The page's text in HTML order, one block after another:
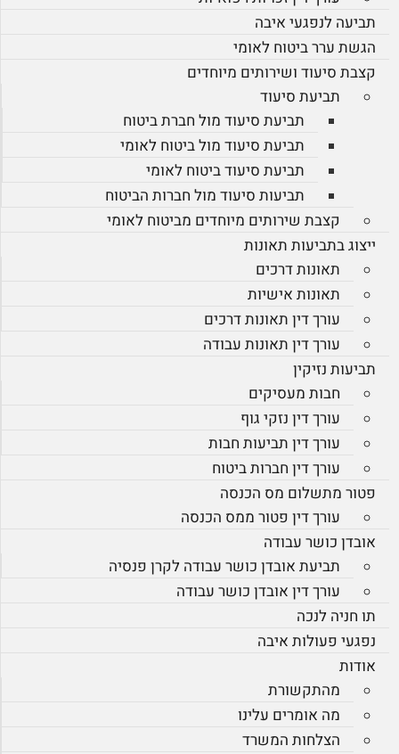
תביעה לנפגעי איבה
הגשת ערר ביטוח לאומי
קצבת סיעוד ושירותים מיוחדים
תביעת סיעוד
תביעת סיעוד מול חברת ביטוח
תביעת סיעוד מול ביטוח לאומי
תביעת סיעוד ביטוח לאומי
תביעות סיעוד מול חברות הביטוח
קצבת שירותים מיוחדים מביטוח לאומי
ייצוג בתביעות תאונות
תאונות דרכים
תאונות אישיות
עורך דין תאונות דרכים
עורך דין תאונות עבודה
תביעות נזיקין
חבות מעסיקים
עורך דין נזקי גוף
עורך דין תביעות חבות
עורך דין חברות ביטוח
פטור מתשלום מס הכנסה
עורך דין פטור ממס הכנסה
אובדן כושר עבודה
תביעת אובדן כושר עבודה לקרן פנסיה
עורך דין אובדן כושר עבודה
תו חניה לנכה
נפגעי פעולות איבה
אודות
מהתקשורת
מה אומרים עלינו
הצלחות המשרד